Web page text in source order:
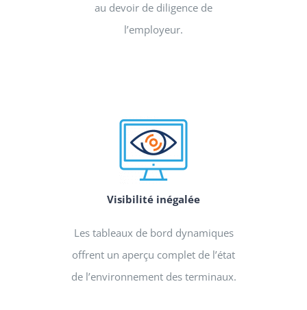
au devoir de diligence de
l’employeur.
Visibilité inégalée
Les tableaux de bord dynamiques
offrent un aperçu complet de l’état
de l’environnement des terminaux.